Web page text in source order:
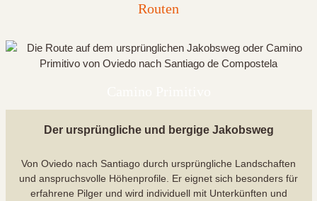
Routen
Der ursprüngliche und bergige Jakobsweg
Von Oviedo nach Santiago durch ursprüngliche Landschaften
und anspruchsvolle Höhenprofile. Er eignet sich besonders für
erfahrene Pilger und wird individuell mit Unterkünften und